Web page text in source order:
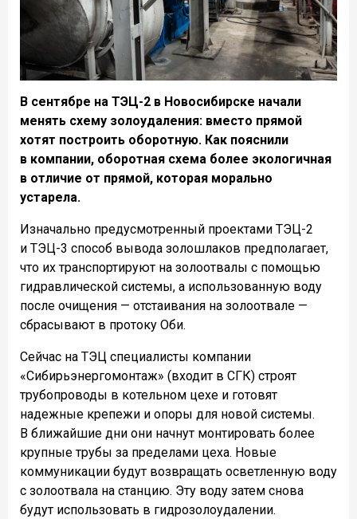
В сентябре на ТЭЦ-2 в Новосибирске начали
менять схему золоудаления: вместо прямой
хотят построить оборотную. Как пояснили
в компании, оборотная схема более экологичная
в отличие от прямой, которая морально
устарела.
Изначально предусмотренный проектами ТЭЦ-2
и ТЭЦ-3 способ вывода золошлаков предполагает,
что их транспортируют на золоотвалы с помощью
гидравлической системы, а использованную воду
после очищения — отстаивания на золоотвале —
сбрасывают в протоку Оби.
Сейчас на ТЭЦ специалисты компании
«Сибирьэнергомонтаж» (входит в СГК) строят
трубопроводы в котельном цехе и готовят
надежные крепежи и опоры для новой системы.
В ближайшие дни они начнут монтировать более
крупные трубы за пределами цеха. Новые
коммуникации будут возвращать осветленную воду
с золоотвала на станцию. Эту воду затем снова
будут использовать в гидрозолоудалении.